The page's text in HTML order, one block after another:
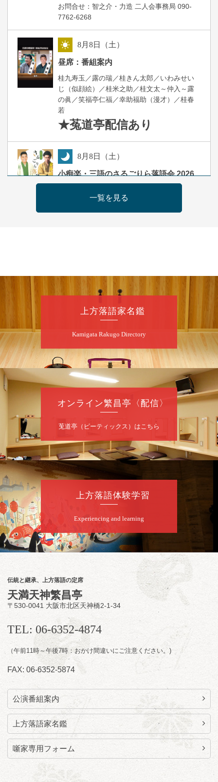
お問合せ：智之介・力造 二人会事務局 090-
7762-6268
8月8日（土）
昼席：番組案内
桂九寿玉／露の瑞／桂きん太郎／いわみせい
じ（似顔絵）／桂米之助／桂文太～仲入～露
の眞／笑福亭仁福／幸助福助（漫才）／桂春
若
★菟道亭配信あり
8月8日（土）
小痴楽・三語のさるごりら落語会 2026
開演：午後6時（5時30分開場）全席指定
前売3,500円 当日4,000円
第98回 桂慶枝の早起き寄席～親子の噺
スペシャル～
僧」／桂三実「ワンワン」／桂慶枝「せんた
開演：午前10時（9時30分開場）1F全席指
定 2F全席自由
前売2,000円 当日2,500円 25歳以下前売・
当日共1,000円
お問合せ：落語ファクトリー 0120-874-315
8月 9 日（日）
昼席：番組案内
桂二豆／露の瑞／桂きん太郎／いわみせいじ
（似顔絵）／桂三扇／桂文太～仲入～笑福亭
笑利／笑福亭仁福／幸助福助（漫才）／桂春
若
8月9日（日）
らららのらくご会④
桂雀太「まんじゅうこわい」／桂三度「青
菜」／桂三実「ミュージック野菜ステーショ
ン」／桂九ノ一「胴乱の幸助」／代走みつく
に「なんのこっちゃねんあれこれ」
開演：午後6時（5時30分開場）全席指定
前売3,000円 当日3,500円
お問合せ：らららのらくご会予約事務局
090-6976-1777 email：
lalalanorakugo@gmail.com
一覧を見る
上方落語家名鑑
Kamigata Rakugo Directory
オンライン繁昌亭〈配信〉
莵道亭（ピーティックス）はこちら
上方落語体験学習
Experiencing and learning
伝統と継承、上方落語の定席
天満天神繁昌亭
〒530-0041 大阪市北区天神橋2-1-34
TEL: 06-6352-4874
（午前11時～午後7時：おかけ間違いにご注意ください。)
FAX: 06-6352-5874
公演番組案内
上方落語家名鑑
噺家専用フォーム